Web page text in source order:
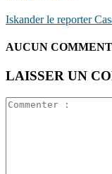
Iskander le reporter
AUCUN
LAISSER UN